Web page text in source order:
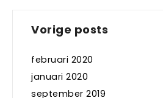
Vorige posts
februari 2020
januari 2020
september 2019